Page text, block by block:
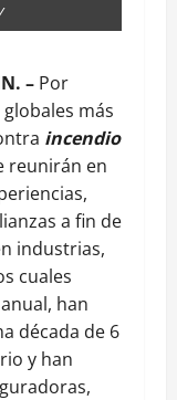
– Por
más
incendio
reunirán en
a fin de
industrias,
cuales
han
década de 6
y han